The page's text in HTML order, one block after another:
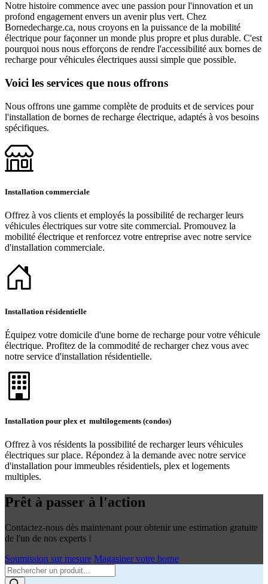
Notre histoire commence avec une passion pour l'innovation et un
profond engagement envers un avenir plus vert. Chez
Bornedecharge.ca, nous croyons en la puissance de la mobilité
électrique pour façonner un monde plus propre et plus durable. C'est
pourquoi nous nous efforçons de rendre l'accessibilité aux bornes de
recharge pour véhicules électriques aussi simple que possible.
Voici les services que nous offrons
Nous offrons une gamme complète de produits et de services pour
l'installation de bornes de recharge électrique, adaptés à vos besoins
spécifiques.
Installation commerciale
Offrez à vos clients et employés la possibilité de recharger leurs
véhicules électriques sur votre site commercial. Promouvez la
mobilité électrique et renforcez votre entreprise avec notre service
d'installation commerciale.
Installation résidentielle
Équipez votre domicile d'une borne de recharge pour votre véhicule
électrique. Profitez de la commodité de recharger chez vous avec
notre service d'installation résidentielle.
Installation pour plex et multilogements (condos)
Offrez à vos résidents la possibilité de recharger leurs véhicules
électriques sur place. Répondez à la demande avec notre service
d'installation pour immeubles résidentiels, plex et logements
multiples.
Prêt à passer à l'action
Contactez-nous dès maintenant pour obtenir une estimation gratuite
de l'un de nos experts !
Soumission sur mesure Magasiner votre borne
Products
search